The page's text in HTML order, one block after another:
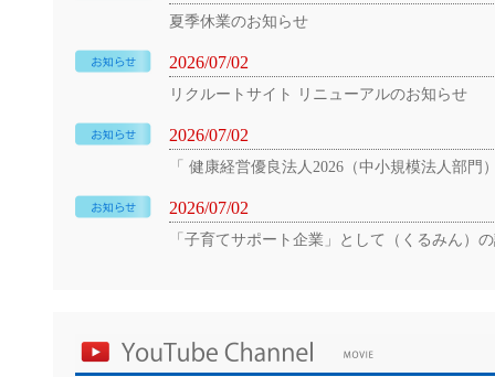
夏季休業のお知らせ
2026/07/02
リクルートサイト リニューアルのお知らせ
2026/07/02
「 健康経営優良法人2026（中小規模法人部門
2026/07/02
「子育てサポート企業」として（くるみん）